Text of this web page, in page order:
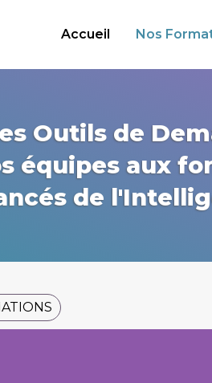
Accueil Nos
Outils de
équipes aux
de